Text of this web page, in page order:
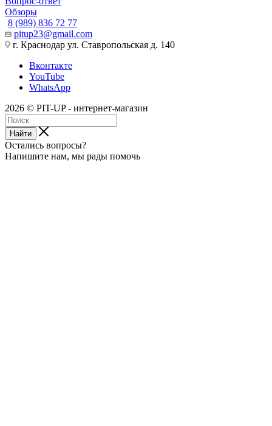
Обзоры
8 (989) 836 72 77
pitup23@gmail.com
г. Краснодар ул. Ставропольская д. 140
Вконтакте
YouTube
WhatsApp
2026 © PIT-UP - интернет-магазин
Найти
Остались вопросы?
Напишите нам, мы рады помочь